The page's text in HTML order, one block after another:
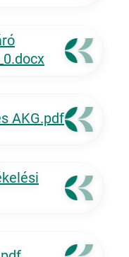
AKG.pdf